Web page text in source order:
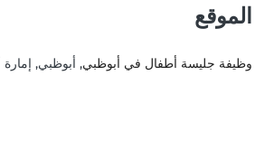
الموقع
وظيفة جليسة أطفال في أبوظبي, أبوظبي,